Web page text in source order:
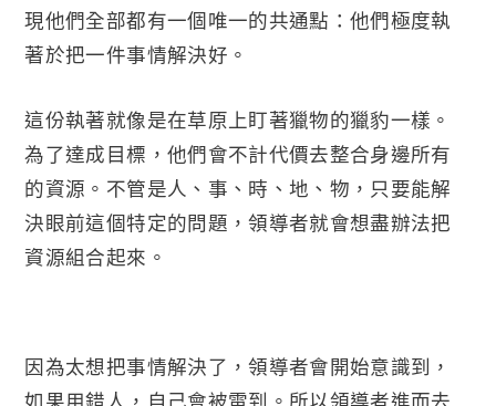
現他們全部都有一個唯一的共通點：他們極度執
著於把一件事情解決好。
這份執著就像是在草原上盯著獵物的獵豹一樣。
為了達成目標，他們會不計代價去整合身邊所有
的資源。不管是人、事、時、地、物，只要能解
決眼前這個特定的問題，領導者就會想盡辦法把
資源組合起來。
因為太想把事情解決了，領導者會開始意識到，
如果用錯人，自己會被雷到。所以領導者進而去